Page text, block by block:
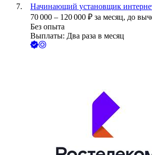
Начинающий установщик
70 000 – 120 000 ₽ за месяц, до
Без опыта
Выплаты: Два раза в месяц